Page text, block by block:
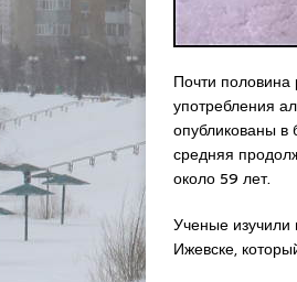
Почти половина
употребления
опубликованы в
средняя
около 59 лет.
Ученые изучили
Ижевске,